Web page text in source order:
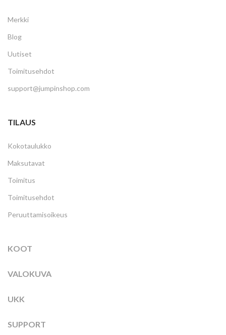
Merkki
Blog
Uutiset
Toimitusehdot
support@jumpinshop.com
TILAUS
Kokotaulukko
Maksutavat
Toimitus
Toimitusehdot
Peruuttamisoikeus
KOOT
VALOKUVA
UKK
SUPPORT